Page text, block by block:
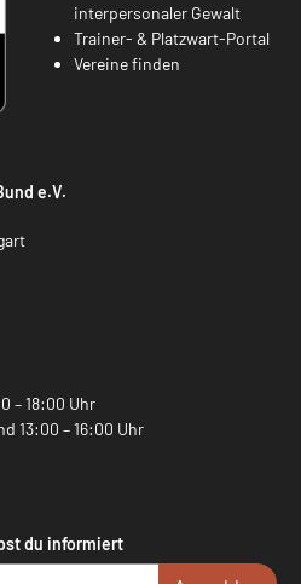
interpersonaler Gewalt
Trainer- & Platzwart-Portal
Vereine finden
e.V.
– 18:00 Uhr
13:00 – 16:00 Uhr
du informiert